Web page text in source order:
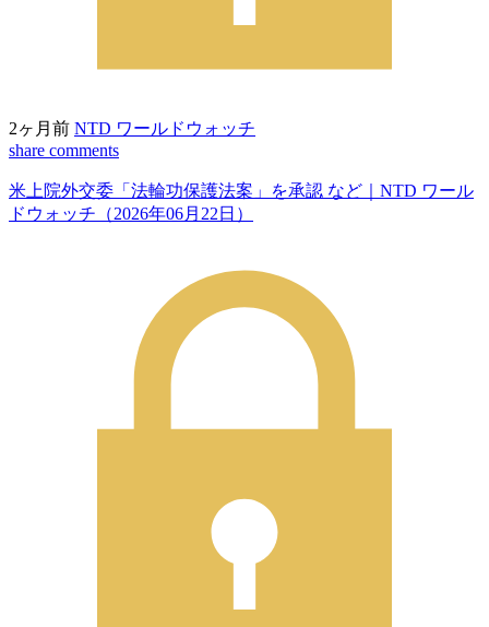
2ヶ月前 NTD ワールドウォッチ
share comments
米上院外交委「法輪功保護法案」を承認 など｜NTD ワール
ドウォッチ（2026年06月22日）